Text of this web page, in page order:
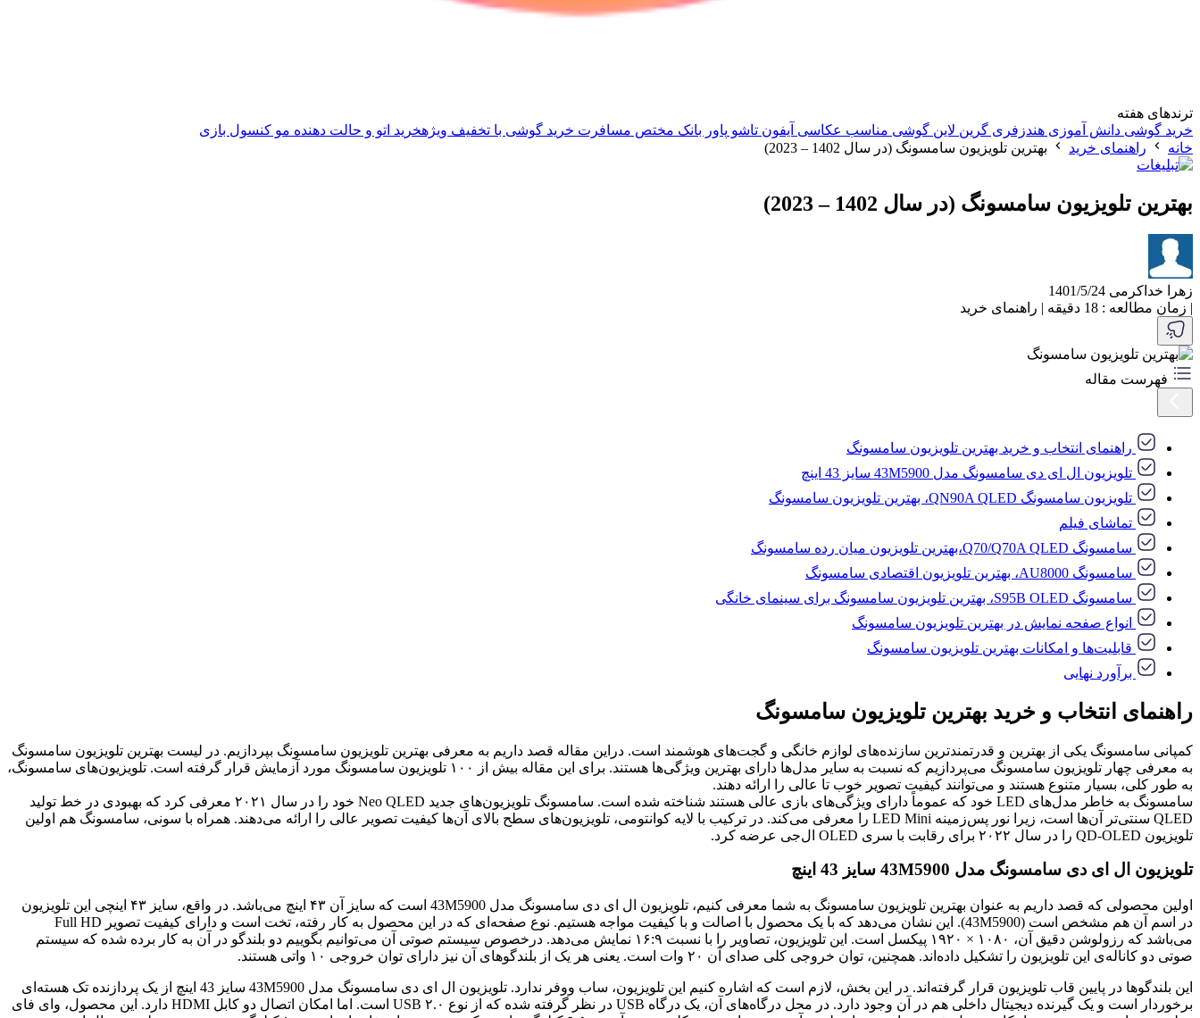
ترندهای هفته
خرید گوشی دانش آموزی هندزفری گرین لاین گوشی مناسب عکاسی آیفون تاشو پاور بانک مختص مسافرت خرید گوشی با تخفیف ویژهخرید اتو و حالت دهنده مو کنسول بازی
خانه
راهنمای خرید بهترین تلویزیون سامسونگ (در سال 1402 – 2023)
بهترین تلویزیون سامسونگ (در سال 1402 – 2023)
زهرا خداکرمی 1401/5/24
| زمان مطالعه : 18 دقیقه | راهنمای خرید
فهرست مقاله
راهنمای انتخاب و خرید بهترین تلویزیون سامسونگ
تلویزیون ال ای دی سامسونگ مدل 43M5900 سایز 43 اینچ
تلویزیون سامسونگ QN90A QLED، بهترین تلویزیون سامسونگ
تماشای فیلم
سامسونگ Q70/Q70A QLED،بهترین تلویزیون میان رده سامسونگ
سامسونگ AU8000، بهترین تلویزیون اقتصادی سامسونگ
سامسونگ S95B OLED، بهترین تلویزیون سامسونگ برای سینمای خانگی
انواع صفحه نمایش در بهترین تلویزیون سامسونگ
قابلیت‌ها و امکانات بهترین تلویزیون سامسونگ
برآورد نهایی
راهنمای انتخاب و خرید بهترین تلویزیون سامسونگ
کمپانی سامسونگ یکی از بهترین و قدرتمندترین سازنده‌های لوازم خانگی و گجت‌های هوشمند است. دراین مقاله قصد داریم به معرفی بهترین تلویزیون سامسونگ بپردازیم. در لیست بهترین تلویزیون سامسونگ
به معرفی چهار تلویزیون سامسونگ می‌پردازیم که نسبت به سایر مدل‌ها دارای بهترین ویژگی‌ها هستند. برای این مقاله بیش از ۱۰۰ تلویزیون سامسونگ مورد آزمایش قرار گرفته است. تلویزیون‌های سامسونگ،
به طور کلی، بسیار متنوع هستند و می‌توانند کیفیت تصویر خوب تا عالی را ارائه دهند.
سامسونگ به خاطر مدل‌های LED خود که عموماً دارای ویژگی‌های بازی عالی هستند شناخته شده است. سامسونگ تلویزیون‌های جدید Neo QLED خود را در سال ۲۰۲۱ معرفی کرد که بهبودی در خط تولید
QLED سنتی‌تر آن‌ها است، زیرا نور پس‌زمینه LED Mini را معرفی می‌کند. در ترکیب با لایه کوانتومی، تلویزیون‌های سطح بالای آن‌ها کیفیت تصویر عالی را ارائه می‌دهند. همراه با سونی، سامسونگ هم اولین
تلویزیون QD-OLED را در سال ۲۰۲۲ برای رقابت با سری OLED ال‌جی عرضه کرد.
تلویزیون ال ای دی سامسونگ مدل 43M5900 سایز 43 اینچ
اولین محصولی که قصد داریم به عنوان بهترین تلویزیون سامسونگ به شما معرفی کنیم، تلویزیون ال ای دی سامسونگ مدل 43M5900 است که سایز آن ۴۳ اینچ می‌باشد. در واقع، سایز ۴۳ اینچی این تلویزیون
در اسم آن هم مشخص است (43M5900). این نشان می‌دهد که با یک محصول با اصالت و با کیفیت مواجه هستیم. نوع صفحه‌ای که در این محصول به کار رفته، تخت است و دارای کیفیت تصویر Full HD
می‌باشد که رزولوشن دقیق آن، ۱۰۸۰ × ۱۹۲۰ پیکسل است. این تلویزیون، تصاویر را با نسبت ۱۶:۹ نمایش می‌دهد. درخصوص سیستم صوتی آن می‌توانیم بگوییم دو بلندگو در آن به کار برده شده که سیستم
صوتی دو کاناله‌ی این تلویزیون را تشکیل داده‌اند. همچنین، توان خروجی کلی صدای آن ۲۰ وات است. یعنی هر یک از بلندگوهای آن نیز دارای توان خروجی ۱۰ واتی هستند.
این بلندگوها در پایین قاب تلویزیون قرار گرفته‌اند. در این بخش، لازم است که اشاره کنیم این تلویزیون، ساب ووفر ندارد. تلویزیون ال ای دی سامسونگ مدل 43M5900 سایز 43 اینچ از یک پردازنده تک هسته‌ای
برخوردار است و یک گیرنده دیجیتال داخلی هم در آن وجود دارد. در محل درگاه‌های آن، یک درگاه USB در نظر گرفته شده که از نوع USB ۲.۰ است. اما امکان اتصال دو کابل HDMI دارد. این محصول، وای فای